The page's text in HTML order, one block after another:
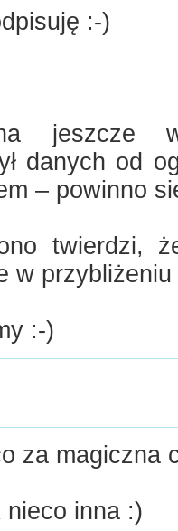
:-)
jeszcze
danych od
– powinno
twierdzi,
w
:-)
za magiczna
nieco inna :)